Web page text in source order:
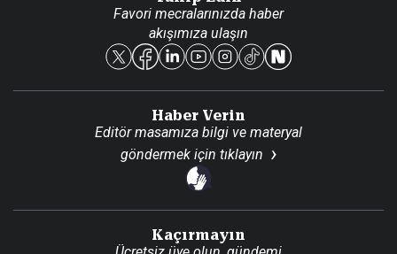
Reklam Ver
Favori mecralarınızda haber
akışımıza ulaşın
Haber Verin
Editör masamıza bilgi ve materyal
göndermek için tıklayın
Kaçırmayın